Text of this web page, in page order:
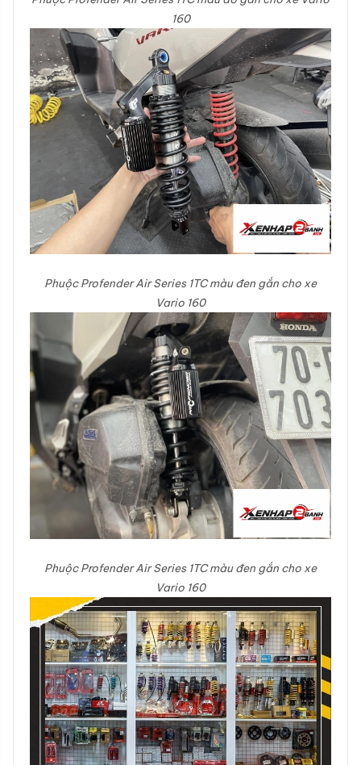
160
Phuộc Profender Air Series 1TC màu đen gắn cho xe
Vario 160
Phuộc Profender Air Series 1TC màu đen gắn cho xe
Vario 160